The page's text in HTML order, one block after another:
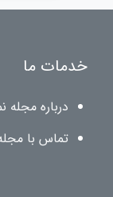
خدمات ما
درباره مجله
تماس با